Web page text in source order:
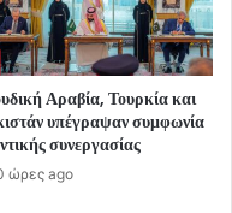
Αραβία, Τουρκία και
υπέγραψαν συμφωνία
συνεργασίας
ώρες ago